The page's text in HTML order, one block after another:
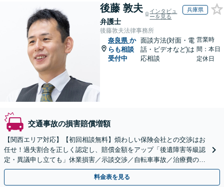
後藤 敦夫
弁護士
インタビュ
ーを見る
兵庫県
後藤敦夫法律事務所
奈良県 か
らも相談
受付中
面談方法(対面・電
話・ビデオなど)は
応相談
営業時
間：本日
定休日
交通事故の損害賠償増額
【関西エリア対応】【初回相談無料】煩わしい保険会社との交渉はお
任せ！過失割合を正しく認定し、賠償金額をアップ「後遺障害等級認
定・異議申し立ても」休業損害／示談交渉／自転車事故／治療費の打
ち切り／物損事故／死亡事故【休日・夜間相談可】
料金表を見る